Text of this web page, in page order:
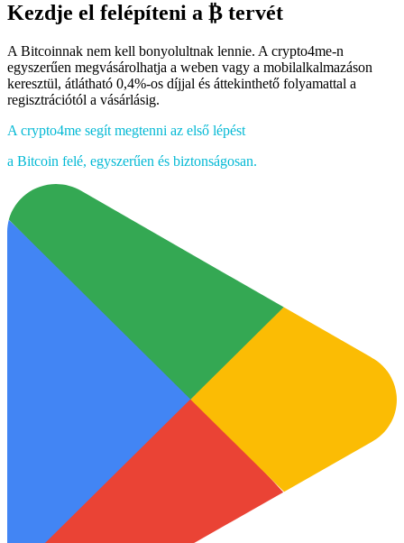
Kezdje el felépíteni a ₿ tervét
A Bitcoinnak nem kell bonyolultnak lennie. A crypto4me-n
egyszerűen megvásárolhatja a weben vagy a mobilalkalmazáson
keresztül, átlátható 0,4%-os díjjal és áttekinthető folyamattal a
regisztrációtól a vásárlásig.
A crypto4me segít megtenni az első lépést
a Bitcoin felé, egyszerűen és biztonságosan.